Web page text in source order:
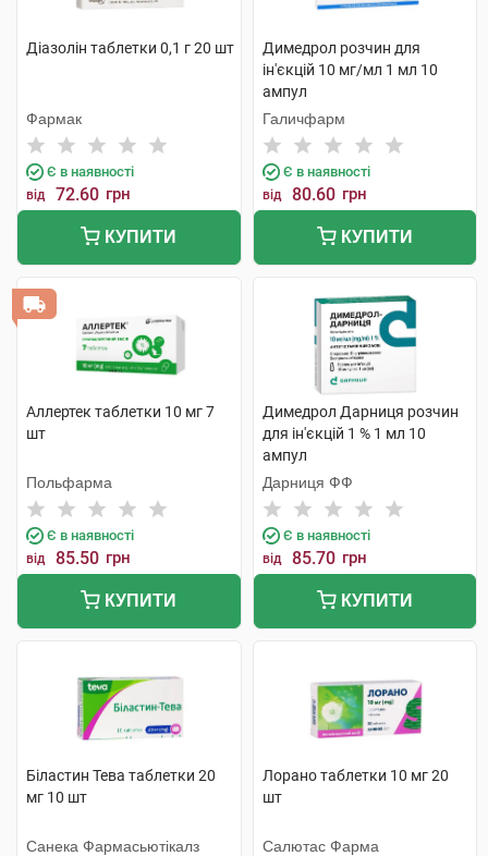
Діазолін таблетки 0,1 г 20 шт
Фармак
Є в наявності
від 72.60 грн
КУПИТИ
Димедрол розчин для
ін'єкцій 10 мг/мл 1 мл 10
ампул
Галичфарм
Є в наявності
від 80.60 грн
КУПИТИ
Аллертек таблетки 10 мг 7
шт
Польфарма
Є в наявності
від 85.50 грн
КУПИТИ
Димедрол Дарниця розчин
для ін'єкцій 1 % 1 мл 10
ампул
Дарниця ФФ
Є в наявності
від 85.70 грн
КУПИТИ
Біластин Тева таблетки 20
мг 10 шт
Санека Фармасьютікалз
Лорано таблетки 10 мг 20
шт
Салютас Фарма